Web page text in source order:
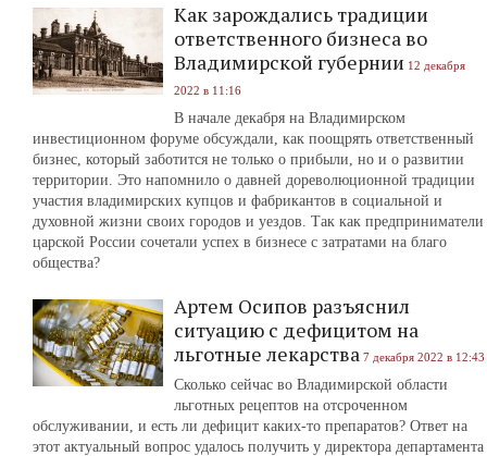
Как зарождались традиции
ответственного бизнеса во
Владимирской губернии 12 декабря
2022 в 11:16
В начале декабря на Владимирском
инвестиционном форуме обсуждали, как поощрять ответственный
бизнес, который заботится не только о прибыли, но и о развитии
территории. Это напомнило о давней дореволюционной традиции
участия владимирских купцов и фабрикантов в социальной и
духовной жизни своих городов и уездов. Так как предприниматели
царской России сочетали успех в бизнесе с затратами на благо
общества?
Артем Осипов разъяснил
ситуацию с дефицитом на
льготные лекарства 7 декабря 2022 в 12:43
Сколько сейчас во Владимирской области
льготных рецептов на отсроченном
обслуживании, и есть ли дефицит каких-то препаратов? Ответ на
этот актуальный вопрос удалось получить у директора департамента